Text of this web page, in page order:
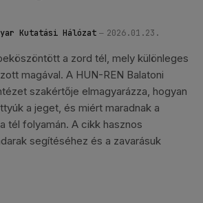
Kutatási Hálózat 2026.01.23.
a zord tél, mely különleges
magával. A HUN-REN Balatoni
szakértője elmagyarázza, hogyan
a jeget, és miért maradnak a
tél folyamán. A cikk hasznos
segítéséhez és a zavarásuk